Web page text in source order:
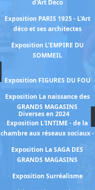
d'Art Déco
Exposition PARIS 1925 - L'Art
déco et ses architectes
Exposition L'EMPIRE DU
SOMMEIL
Exposition FIGURES DU FOU
Exposition La naissance des
GRANDS MAGASINS
Exposition L'INTIME - de la
chambre aux réseaux sociaux -
Exposition La SAGA DES
GRANDS MAGASINS
Exposition Surréalisme
Diverses en 2024